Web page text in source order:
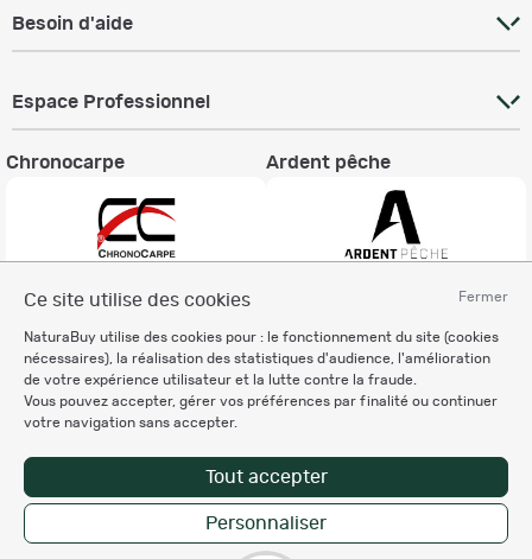
Fermer
Ce site utilise des cookies
NaturaBuy utilise des cookies pour : le fonctionnement du site (cookies
nécessaires), la réalisation des statistiques d'audience, l'amélioration
de votre expérience utilisateur et la lutte contre la fraude.
Vous pouvez accepter, gérer vos préférences par finalité ou continuer
votre navigation sans accepter.
Tout accepter
Personnaliser
Besoin d'aide
Espace Professionnel
Chronocarpe Ardent pêche
Charte éthique
Mentions légales
Règlement & Conditions d'utilisation
Politique de protection
des données personnelles
Personnalisation des cookies
Copyright © 2007-2026 NaturaBuy. Tous droits réservés. N°CNIL: 1239459.